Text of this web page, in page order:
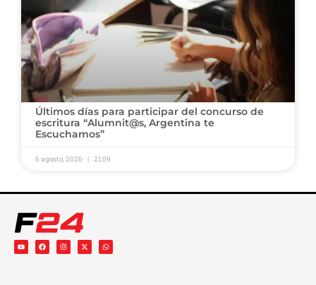
Últimos días para participar del concurso de
escritura “Alumnit@s, Argentina te
Escuchamos”
6 agosto, 2026 21:09